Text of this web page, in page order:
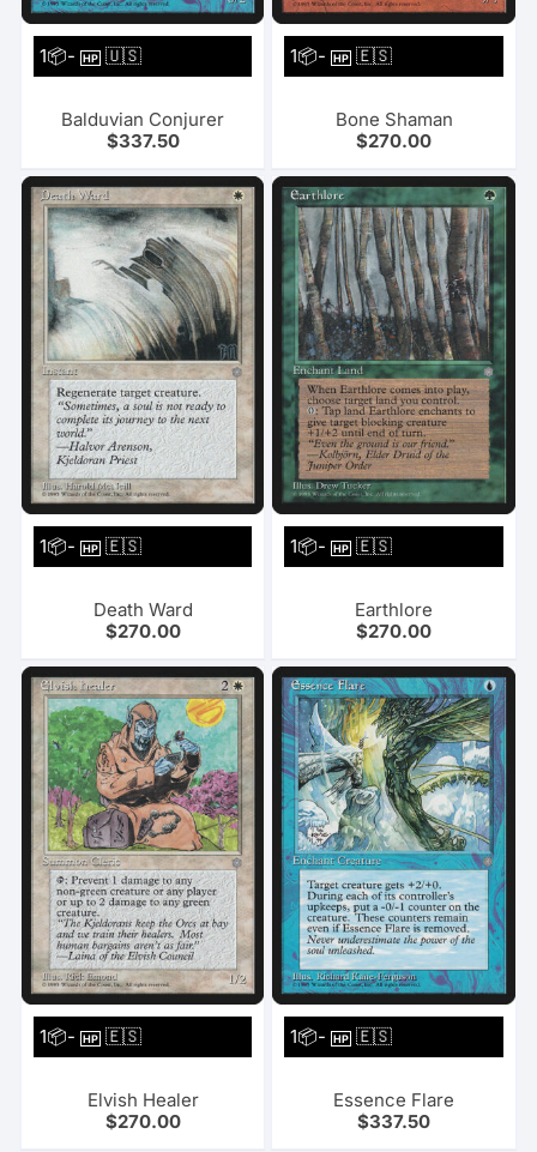
1📦-HP 🇺🇸
Balduvian Conjurer
$337.50
1📦-HP 🇪🇸
Bone Shaman
$270.00
1📦-HP 🇪🇸
Death Ward
$270.00
1📦-HP 🇪🇸
Earthlore
$270.00
1📦-HP 🇪🇸
Elvish Healer
$270.00
1📦-HP 🇪🇸
Essence Flare
$337.50